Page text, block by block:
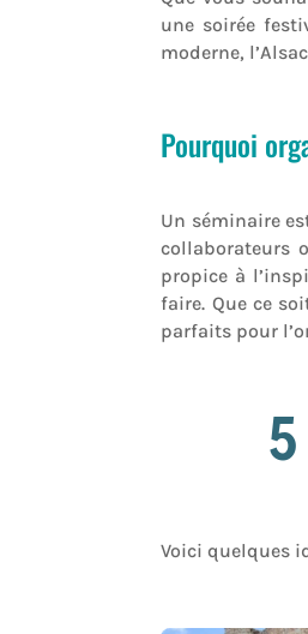
une soirée
moderne,
Pourquoi
Un séminaire
collaborateurs
propice à
faire. Que ce
parfaits pour
Voici quelques